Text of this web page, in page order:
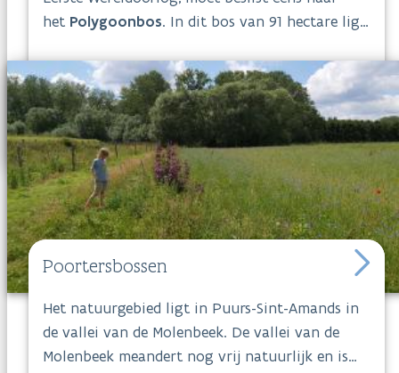
het Polygoonbos. In dit bos van 91 hectare ligt
vinden kinderen een speelzone waar ze volop
kunnen ravotten. Je kunt er ook heerlijk
wandelen en vogels spotten. Dit bos is immers
een van de belangrijkste broedplaatsen in de
streek voor roofvogels.
Poortersbossen
Het natuurgebied ligt in Puurs-Sint-Amands in
de vallei van de Molenbeek. De vallei van de
Molenbeek meandert nog vrij natuurlijk en is